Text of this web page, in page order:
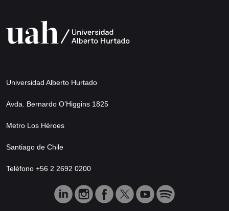
Universidad Alberto Hurtado
Avda. Bernardo O’Higgins 1825
Metro Los Héroes
Santiago de Chile
Teléfono +56 2 2692 0200